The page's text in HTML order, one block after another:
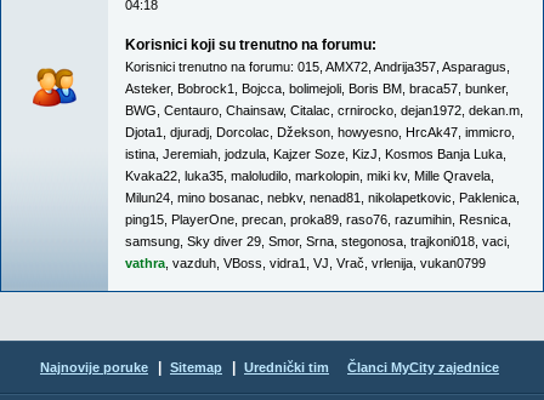
04:18
Korisnici koji su trenutno na forumu:
Korisnici trenutno na forumu: 015 AMX72 Andrija357 Asparagus
Asteker, Bobrock1 Bojcca bolimejoli Boris BM braca57 bunker,
BWG Centauro Chainsaw, Citalac crnirocko dejan1972 dekan.m
Djota1
djuradj Dorcolac Džekson howyesno HrcAk47 immicro
istina Jeremiah jodzula Kajzer Soze KizJ Kosmos Banja Luka
Kvaka22 luka35 maloludilo markolopin miki kv, Mille Qravela
Milun24 mino bosanac nebkv, nenad81 nikolapetkovic Paklenica
ping15 PlayerOne precan proka89 raso76 razumihin Resnica
samsung Sky diver 29 Smor, Srna stegonosa trajkoni018 vaci
vathra vazduh VBoss vidra1 VJ Vrač vrlenija vukan0799
Najnovije poruke Sitemap Urednički tim Članci MyCity zajednice